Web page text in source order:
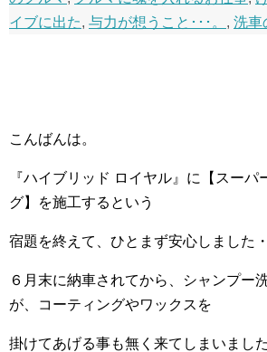
イブに出た, 与力が想うこと･･･。 , 洗車
こんばんは。
『ハイブリッド ロイヤル』に【スーパ
グ】を施工するという
宿題を終えて、ひとまず安心しました・
６月末に納車されてから、シャンプー
が、コーティングやワックスを
掛けてあげる事も無く来てしまいまし